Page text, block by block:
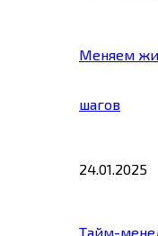
Меняем
шагов
24.01.2025
Тайм-